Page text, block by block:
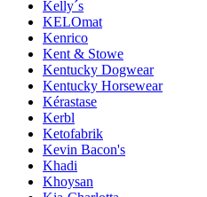
Kelly´s
KELOmat
Kenrico
Kent & Stowe
Kentucky Dogwear
Kentucky Horsewear
Kérastase
Kerbl
Ketofabrik
Kevin Bacon's
Khadi
Khoysan